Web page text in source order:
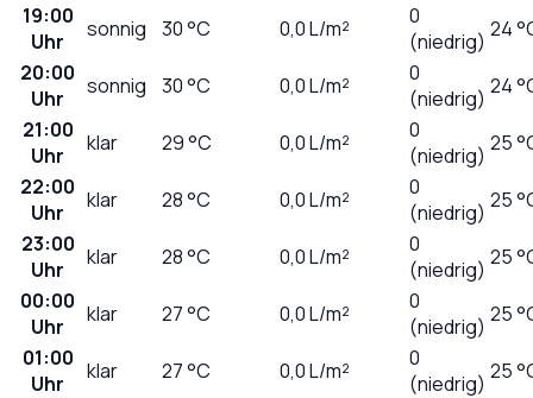
19:00
Uhr
sonnig 30°C 0,0L/m²
0
(niedrig) 24
20:00
Uhr
sonnig 30°C 0,0L/m²
0
(niedrig) 24
21:00
Uhr
klar 29°C 0,0L/m²
0
(niedrig) 25
22:00
Uhr
klar 28°C 0,0L/m²
0
(niedrig) 25
23:00
Uhr
klar 28°C 0,0L/m²
0
(niedrig) 25
00:00
Uhr
klar 27°C 0,0L/m²
0
(niedrig) 25
01:00
Uhr
klar 27°C 0,0L/m²
0
(niedrig) 25